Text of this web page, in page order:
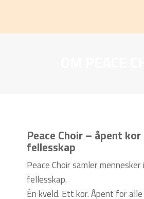
ARRANGEMENTER
VÅRE OMRÅDER
OM OSS
Peace Choir – åpent
fellesskap
Peace Choir samler mennesker
fellesskap.
Én kveld. Ett kor. Åpent for